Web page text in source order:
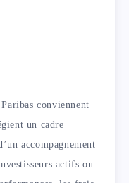
conviennent
un cadre
accompagnement
actifs ou